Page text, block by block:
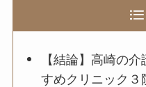
【結論】高崎の
すめクリニック３